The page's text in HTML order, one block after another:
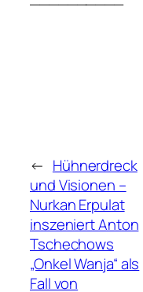
← Hühnerdreck
und Visionen –
Nurkan Erpulat
inszeniert Anton
Tschechows
„Onkel Wanja“ als
Fall von